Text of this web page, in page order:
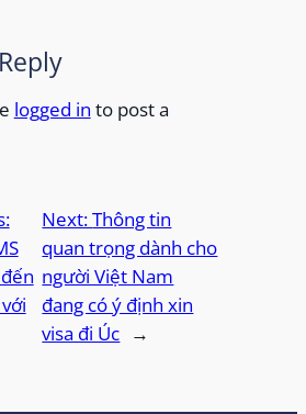
logged in to post a
Next:Thông tin
quan trọng dành cho
người Việt Nam
đang có ý định xin
visa đi Úc →